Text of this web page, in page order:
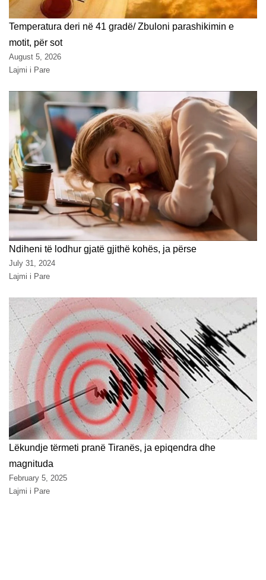
Temperatura deri në 41 gradë/ Zbuloni parashikimin e
motit, për sot
August 5, 2026
Lajmi i Pare
Ndiheni të lodhur gjatë gjithë kohës, ja përse
July 31, 2024
Lajmi i Pare
Lëkundje tërmeti pranë Tiranës, ja epiqendra dhe
magnituda
February 5, 2025
Lajmi i Pare